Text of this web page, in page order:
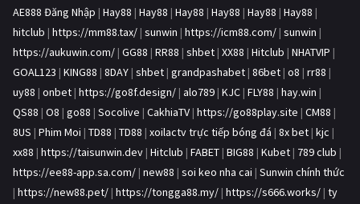
AE888 Đăng Nhập | Hay88 | Hay88 | Hay88 | Hay88 | Hay88 | Hay88 |
hitclub | https://mm88.tax/ | sunwin | https://icm88.com/ | sunwin |
https://aukuwin.com/ | GG88 | RR88 | shbet | XX88 | Hitclub | NHATVIP |
GOAL123 | KING88 | 8DAY | shbet | grandpashabet | 86bet | o8 | rr88 |
uy88 | onbet | https://go8f.design/ | alo789 | KJC | FLY88 | hay.win |
QS88 | O8 | go88 | Socolive | CakhiaTV | https://go88play.site | CM88 |
8US | Phim Moi | TD88 | TD88 | xoilactv trực tiếp bóng đá | 8x bet | kjc |
xx88 | https://taisunwin.dev | Hitclub | FABET | BIG88 | Kubet | 789 club |
https://ee88-app.sa.com/ | new88 | soi keo nha cai | Sunwin chính thức
| https://new88.pet/ | https://tongga88.my/ | https://s666.works/ | ty